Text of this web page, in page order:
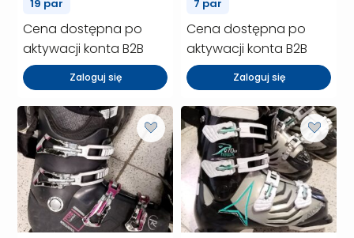
19 par
Cena dostępna po
aktywacji konta B2B
Zaloguj się
(P01070)
7 par
Cena dostępna po
aktywacji konta B2B
Zaloguj się